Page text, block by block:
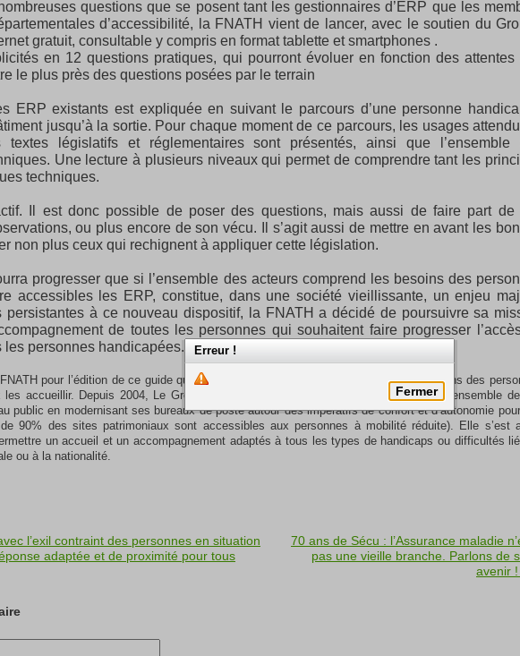
Erreur !
Fermer
questions que se posent tant les gestionnaires d’ERP que les
d’accessibilité, la FNATH vient de lancer, avec le soutien du
gratuit, consultable y compris en format tablette et smartphones .
en 12 questions pratiques, qui pourront évoluer en fonction des attentes
le plus près des questions posées par le terrain
ERP existants est expliquée en suivant le parcours d’une personne
jusqu’à la sortie. Pour chaque moment de ce parcours, les usages
textes législatifs et réglementaires sont présentés, ainsi que l’ensemble
Une lecture à plusieurs niveaux qui permet de comprendre tant les
techniques.
Il est donc possible de poser des questions, mais aussi de faire part de
ou plus encore de son vécu. Il s’agit aussi de mettre en avant les
non plus ceux qui rechignent à appliquer cette législation.
progresser que si l’ensemble des acteurs comprend les besoins des
accessibles les ERP, constitue, dans une société vieillissante, un enjeu
persistantes à ce nouveau dispositif, la FNATH a décidé de poursuivre sa
de toutes les personnes qui souhaitent faire progresser
les personnes handicapées.
pour l’édition de ce guide qui permettra de mieux prendre en compte les besoins des
les accueillir. Depuis 2004, Le Groupe La Poste s’est engagé à rendre accessible l’ensemble
public en modernisant ses bureaux de poste autour des impératifs de confort et d’autonomie
90% des sites patrimoniaux sont accessibles aux personnes à mobilité réduite). Elle s’est
un accueil et un accompagnement adaptés à tous les types de handicaps ou difficultés
ou à la nationalité.
l’exil contraint des personnes en situation
adaptée et de proximité pour tous
70 ans de Sécu : l’Assurance maladie
pas une vieille branche. Parlons de
avenir